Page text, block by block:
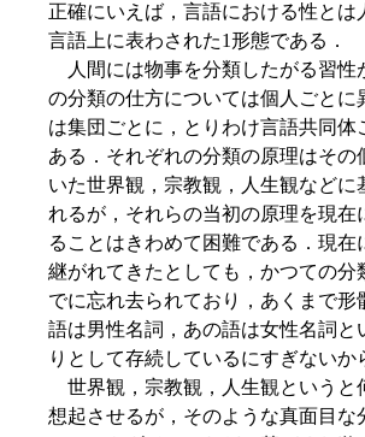
正確にいえば，言語における性とは
言語上に表わされた1形態である．
人間には物事を分類したがる習性
の分類の仕方については個人ごとに
は集団ごとに，とりわけ言語共同体
ある．それぞれの分類の原理はその
いた世界観，宗教観，人生観などに
れるが，それらの当初の原理を現在
ることはきわめて困難である．現在
継がれてきたとしても，かつての分
でに忘れ去られており，あくまで形
語は男性名詞，あの語は女性名詞と
りとして存続しているにすぎないか
世界観，宗教観，人生観というと
想起させるが，そのような真面目な